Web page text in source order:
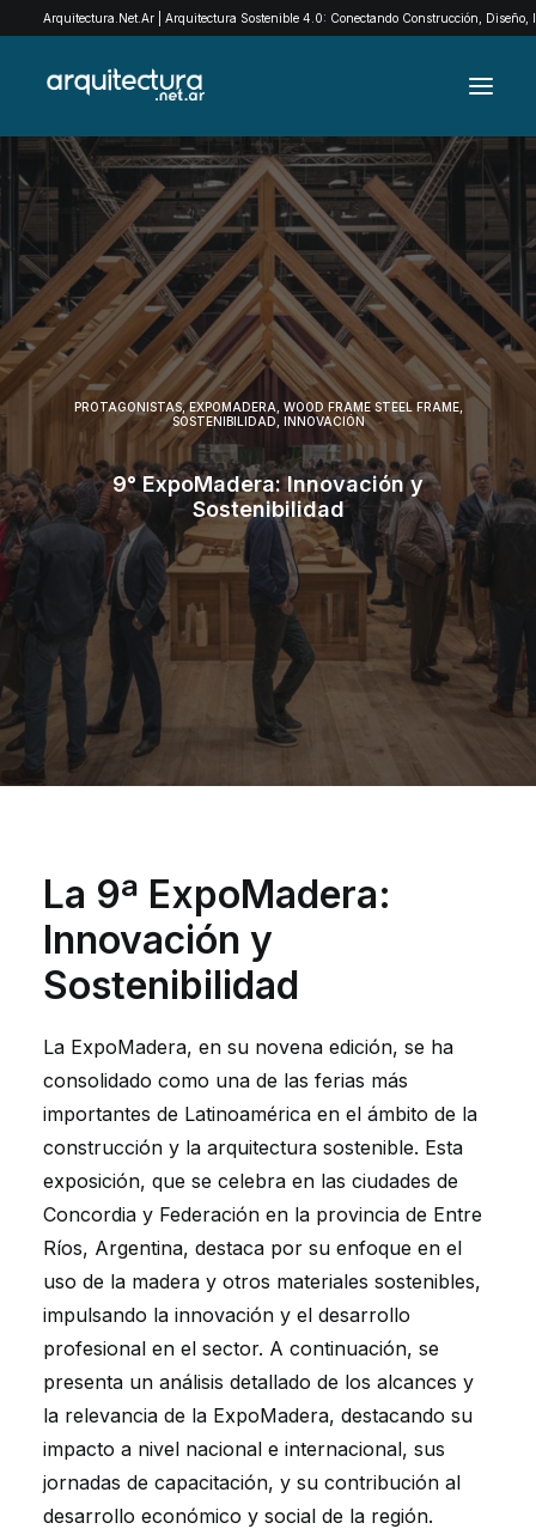
Arquitectura.Net.Ar | Arquitectura Sostenible 4.0: Conectando Construcción,
ARCHIVO
EXPLORÁ POR CATEGORÍAS
QUIENES SOMOS
EXPOMADERA
CONTACTO
SEARCH
PROTAGONISTAS,EXPOMADERA WOOD FRAME STEEL FRAME,
SOSTENIBILIDAD INNOVACIÓN
9° ExpoMadera: Innovación y
Sostenibilidad
La 9ª ExpoMadera:
Innovación y
Sostenibilidad
La ExpoMadera, en su novena edición, se ha
consolidado como una de las ferias más
importantes de Latinoamérica en el ámbito de la
construcción y la arquitectura sostenible. Esta
exposición, que se celebra en las ciudades de
Concordia y Federación en la provincia de Entre
Ríos, Argentina, destaca por su enfoque en el
uso de la madera y otros materiales sostenibles,
impulsando la innovación y el desarrollo
profesional en el sector. A continuación, se
presenta un análisis detallado de los alcances y
la relevancia de la ExpoMadera, destacando su
impacto a nivel nacional e internacional, sus
jornadas de capacitación, y su contribución al
desarrollo económico y social de la región.